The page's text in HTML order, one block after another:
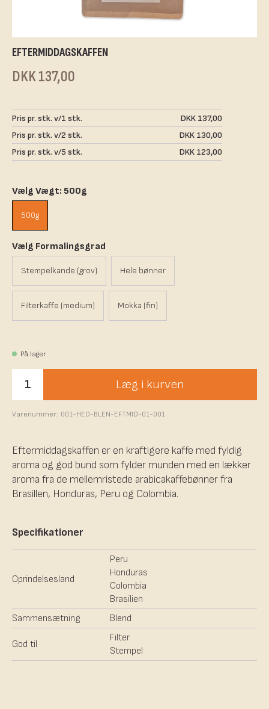
EFTERMIDDAGSKAFFEN
DKK 137,00
Pris pr. stk. v/1 stk.
DKK 137,00
Pris pr. stk. v/2 stk.
DKK 130,00
Pris pr. stk. v/5 stk.
DKK 123,00
Vælg Vægt: 500g
500g
Vælg Formalingsgrad
Stempelkande (grov) Hele bønner
Filterkaffe (medium) Mokka (fin)
På lager
Læg i kurven
Varenummer: 001-HED-BLEN-EFTMID-01-001
Eftermiddagskaffen er en kraftigere kaffe med fyldig
aroma og god bund som fylder munden med en lækker
aroma fra de mellemristede arabicakaffebønner fra
Brasillen, Honduras, Peru og Colombia.
Specifikationer
Oprindelsesland
Peru
Honduras
Colombia
Brasilien
Sammensætning
Blend
God til
Filter
Stempel